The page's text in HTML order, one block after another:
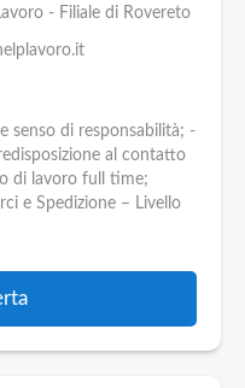
- Filiale di Rovereto
senso di responsabilità; -
al contatto
di lavoro full time;
e Spedizione – Livello